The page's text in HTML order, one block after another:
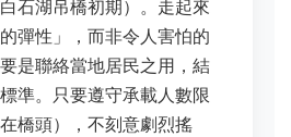
石湖吊橋初期）。走起來
彈性」，而非令人害怕的
是聯絡當地居民之用，結
準。只要遵守承載人數限
橋頭），不刻意劇烈搖